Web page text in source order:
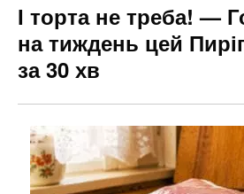
І торта не треба! —
на тиждень цей
за 30 хв